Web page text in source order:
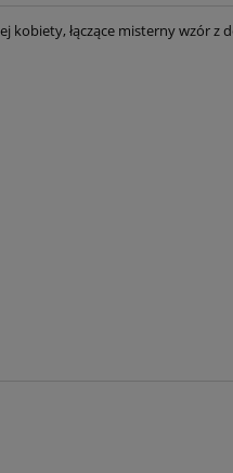
kobiety, łączące misterny wzór z